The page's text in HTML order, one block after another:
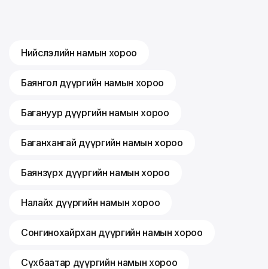
Нийслэлийн намын хороо
Баянгол дүүргийн намын хороо
Багануур дүүргийн намын хороо
Баганхангай дүүргийн намын хороо
Баянзүрх дүүргийн намын хороо
Налайх дүүргийн намын хороо
Сонгинохайрхан дүүргийн намын хороо
Сүхбаатар дүүргийн намын хороо